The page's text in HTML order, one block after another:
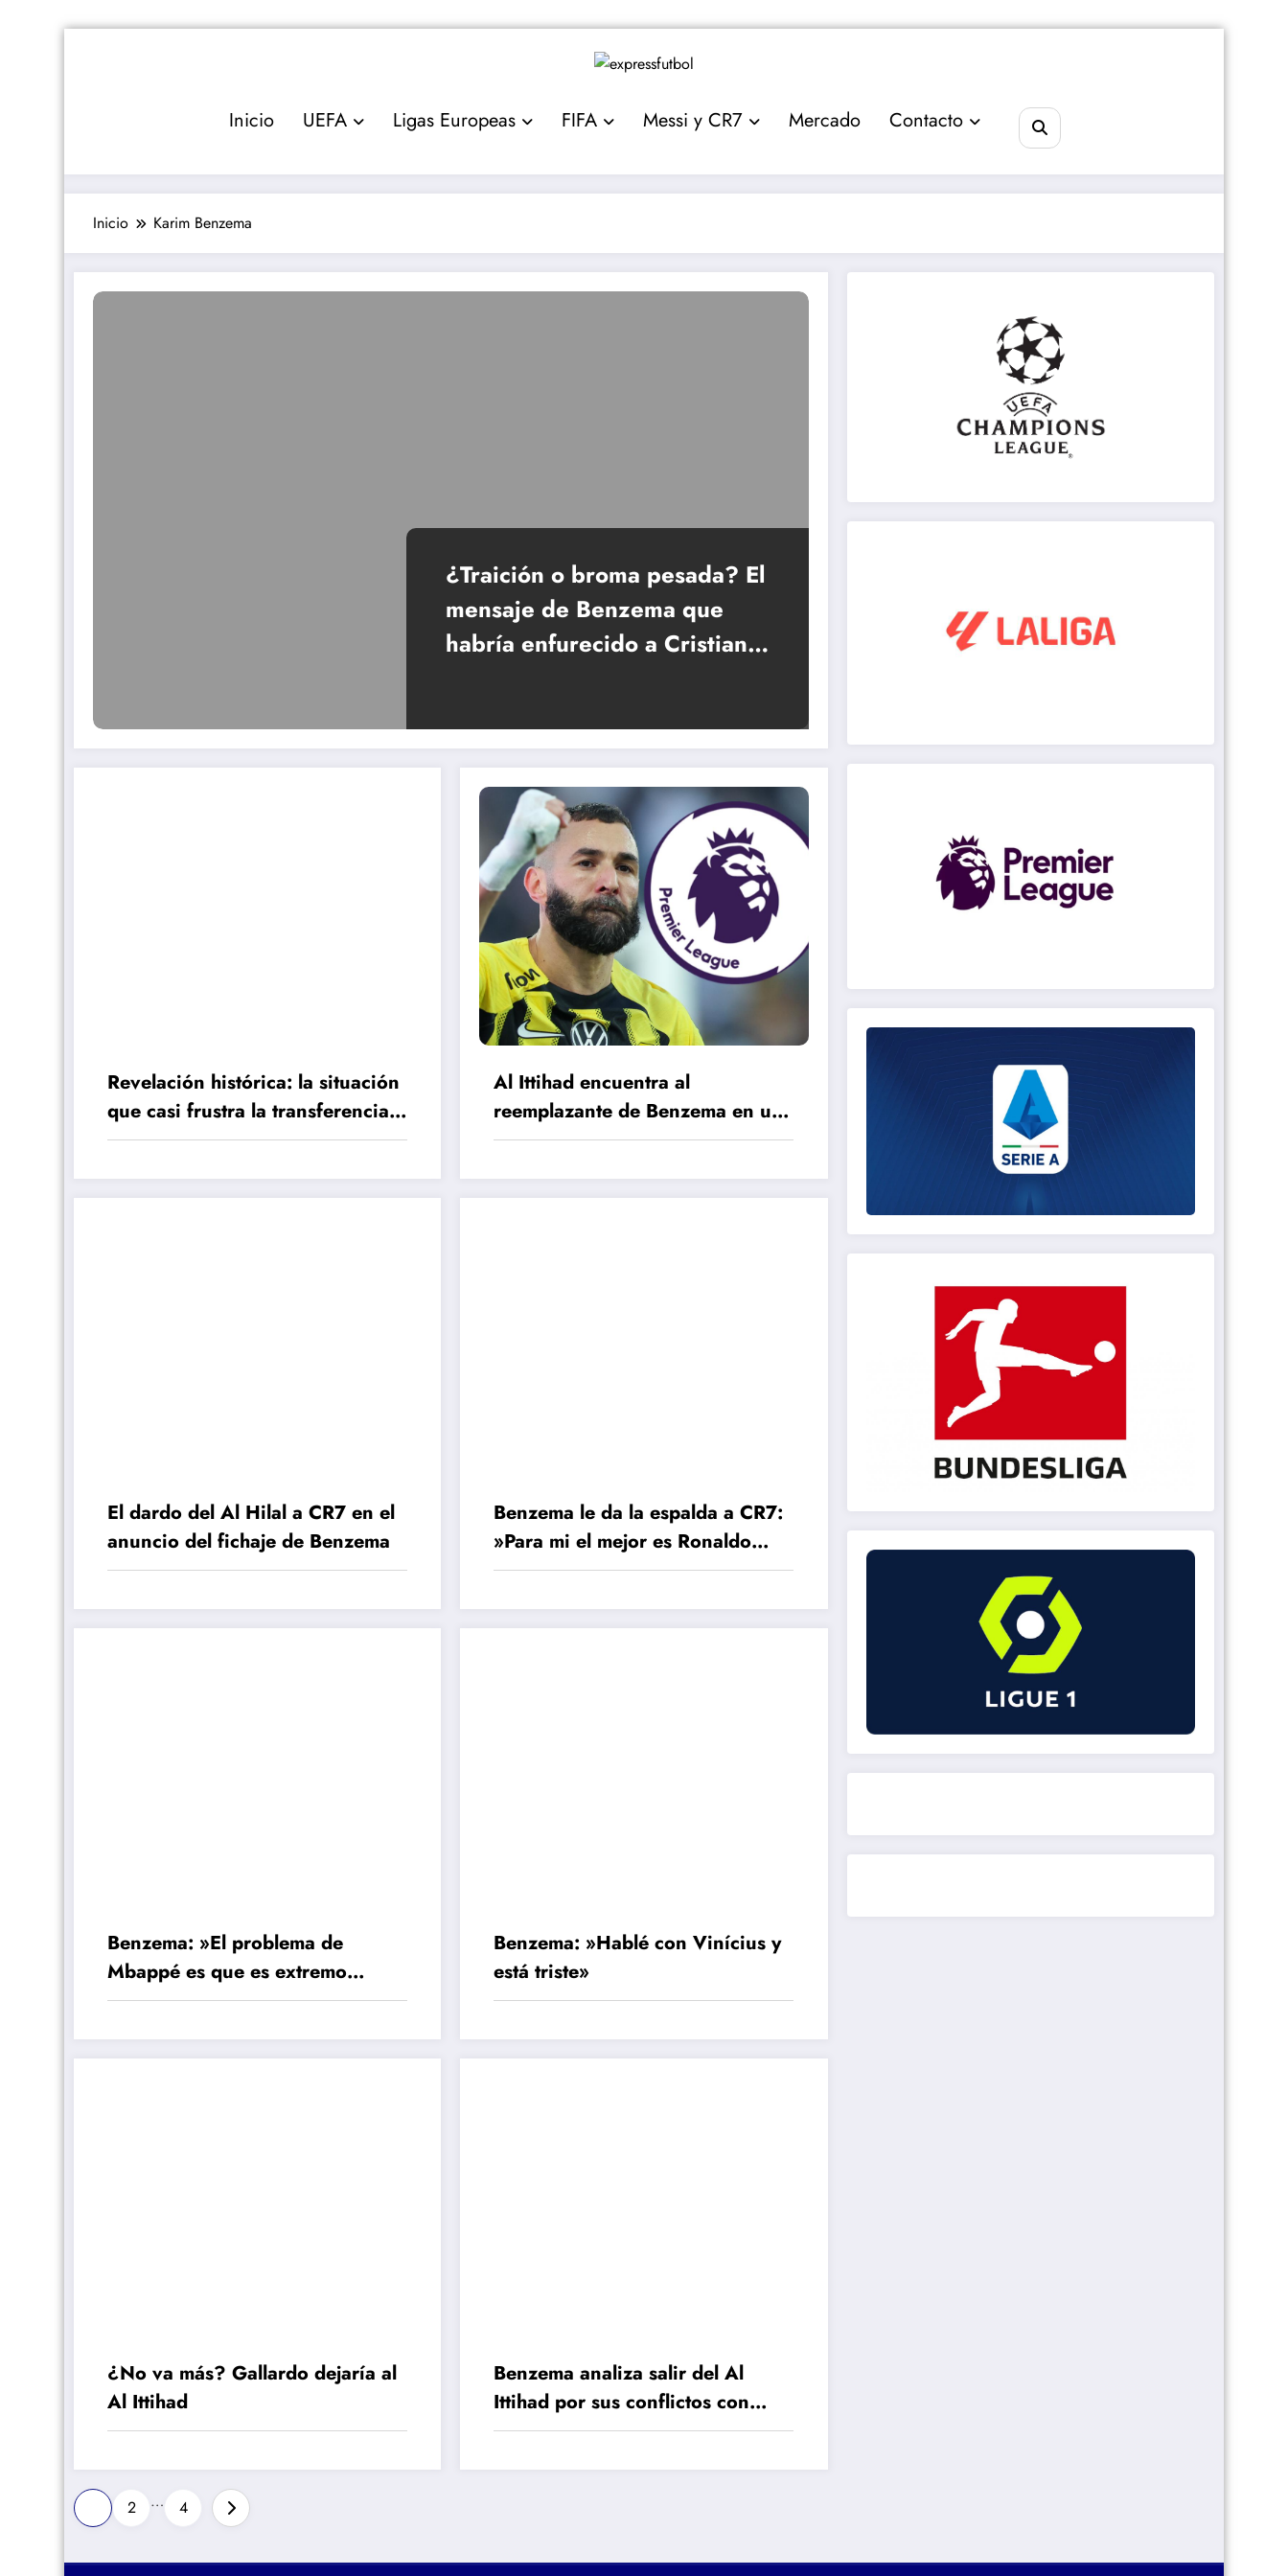
Inicio UEFA Ligas Europeas FIFA Messi y CR7 Mercado Contacto
Inicio Karim Benzema
¿Traición o broma pesada? El
mensaje de Benzema que
habría enfurecido a Cristiano
Revelación histórica: la situación
que casi frustra la transferencia
de Benzema al Madrid
Al Ittihad encuentra al
reemplazante de Benzema en un
gigante de la Premier League
El dardo del Al Hilal a CR7 en el
anuncio del fichaje de Benzema
Benzema le da la espalda a CR7:
»Para mi el mejor es Ronaldo
Nazario»
Benzema: »El problema de
Mbappé es que es extremo
izquierdo y ese lugar es de Vini»
Benzema: »Hablé con Vinícius y
está triste»
¿No va más? Gallardo dejaría al
Al Ittihad
Benzema analiza salir del Al
Ittihad por sus conflictos con
Marcelo Gallardo
Paginación
de
2 … 4